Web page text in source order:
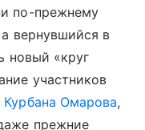
по-прежнему
вернувшийся в
новый «круг
участников
Курбана Омарова,
прежние